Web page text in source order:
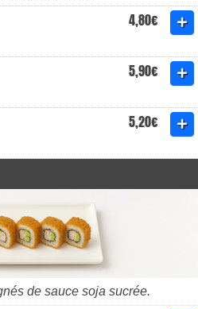
4,80€
5,90€
5,20€
de sauce soja sucrée.